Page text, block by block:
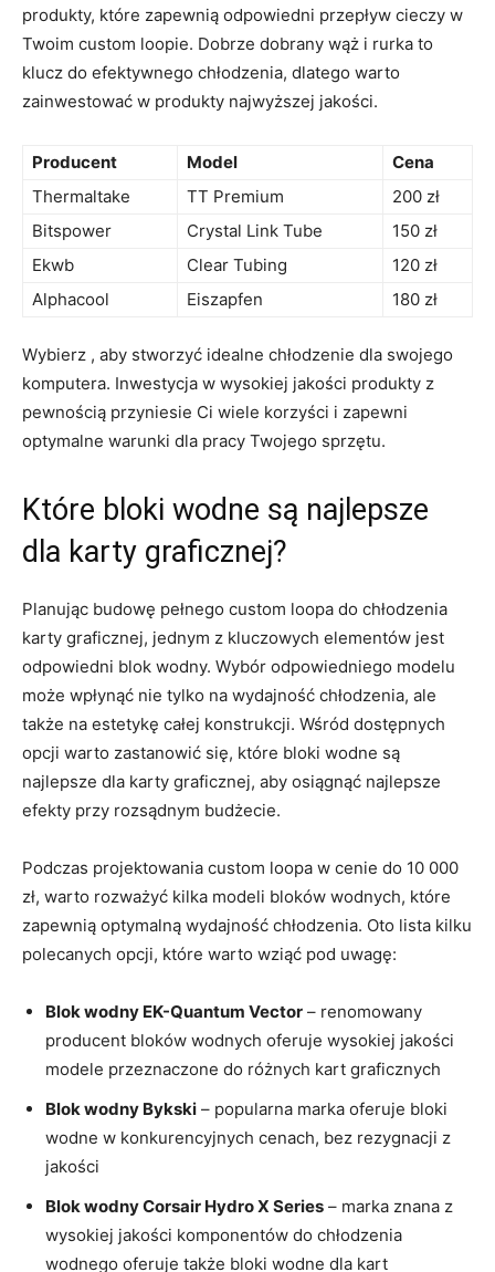
produkty, które zapewnią odpowiedni przepływ cieczy w
Twoim custom loopie. Dobrze⁣ dobrany wąż i rurka to​
klucz do efektywnego chłodzenia, dlatego warto
zainwestować w produkty najwyższej jakości.
Producent Model
Cena
Thermaltake
TT Premium
200⁢ zł
Bitspower
Crystal Link Tube
150 zł
Ekwb
Clear Tubing
120⁢ zł
Alphacool
Eiszapfen 180 zł
Wybierz , aby⁣ stworzyć idealne chłodzenie dla‌ swojego​
komputera. Inwestycja w ​wysokiej jakości​ produkty z
pewnością ​przyniesie Ci wiele korzyści i zapewni
optymalne ‍warunki dla pracy Twojego sprzętu.
Które bloki wodne są najlepsze
dla karty graficznej?
Planując budowę pełnego‌ custom loopa do chłodzenia
karty graficznej, jednym z kluczowych⁣ elementów jest
odpowiedni blok wodny. Wybór odpowiedniego‌ modelu
może wpłynąć ⁢nie tylko na wydajność chłodzenia, ale
‌także na‍ estetykę całej konstrukcji. ⁢Wśród​ dostępnych
opcji​ warto ⁤zastanowić‌ się, które bloki wodne‌ są
najlepsze ‌dla karty ​graficznej, aby osiągnąć najlepsze
efekty przy rozsądnym budżecie.
Podczas projektowania ‍custom loopa w cenie do 10 000
zł, warto rozważyć kilka modeli ⁣bloków wodnych, które
zapewnią⁣ optymalną wydajność chłodzenia. Oto lista kilku
polecanych opcji,⁣ które warto wziąć pod uwagę:
Blok wodny EK-Quantum Vector – renomowany
producent bloków‍ wodnych oferuje wysokiej jakości
modele‌ przeznaczone do ⁤różnych kart graficznych
Blok wodny Bykski – popularna marka oferuje bloki
wodne w⁣ konkurencyjnych ​cenach, ⁢bez rezygnacji ⁢z
jakości
Blok ‌wodny‌ Corsair Hydro ‌X ⁢Series –⁤ marka znana‌ z
wysokiej ⁤jakości komponentów do chłodzenia
wodnego oferuje także​ bloki wodne‌ dla kart